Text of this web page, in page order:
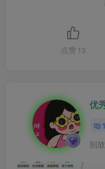
点赞 13
优
别